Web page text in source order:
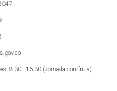
8:30 - 16:30 (Jornada contínua)